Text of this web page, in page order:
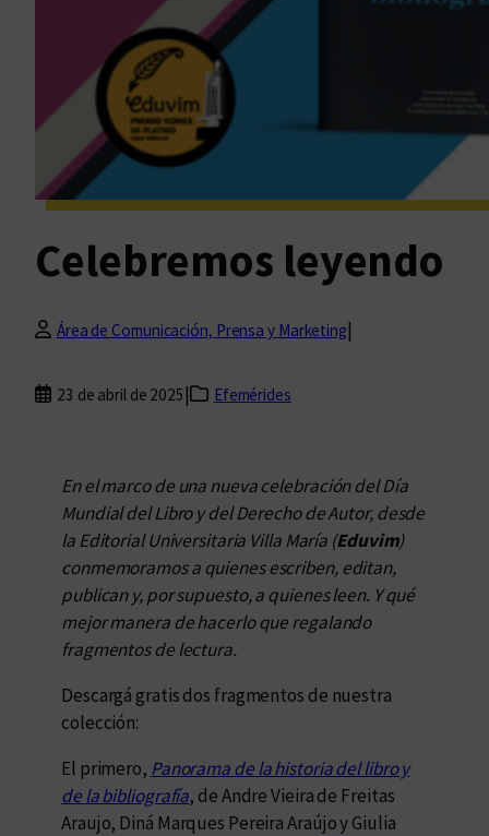
Celebremos leyendo
Área de Comunicación, Prensa y Marketing|
23 de abril de 2025 | Efemérides
En el marco de una nueva celebración del Día
Mundial del Libro y del Derecho de Autor, desde
la Editorial Universitaria Villa María (Eduvim)
conmemoramos a quienes escriben, editan,
publican y, por supuesto, a quienes leen. Y qué
mejor manera de hacerlo que regalando
fragmentos de lectura.
Descargá gratis dos fragmentos de nuestra
colección:
El primero, Panorama de la historia del libro y
de la bibliografía, de Andre Vieira de Freitas
Araujo, Diná Marques Pereira Araújo y Giulia